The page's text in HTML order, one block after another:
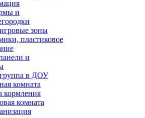
и
зоны
пластиковое
и
в ДОУ
комната
кормления
комната